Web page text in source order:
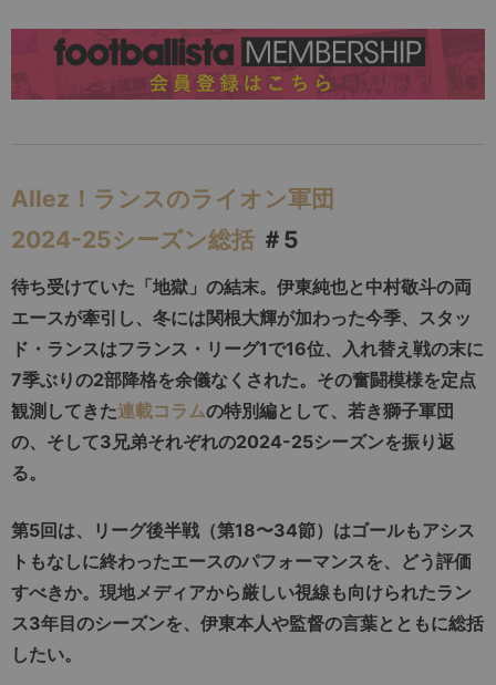
Allez！ランスのライオン軍団
2024-25シーズン総括 ＃5
待ち受けていた「地獄」の結末。伊東純也と中村敬斗の両
エースが牽引し、冬には関根大輝が加わった今季、スタッ
ド・ランスはフランス・リーグ1で16位、入れ替え戦の末に
7季ぶりの2部降格を余儀なくされた。その奮闘模様を定点
観測してきた連載コラムの特別編として、若き獅子軍団
の、そして3兄弟それぞれの2024-25シーズンを振り返
る。
第5回は、リーグ後半戦（第18〜34節）はゴールもアシス
トもなしに終わったエースのパフォーマンスを、どう評価
すべきか。現地メディアから厳しい視線も向けられたラン
ス3年目のシーズンを、伊東本人や監督の言葉とともに総括
したい。